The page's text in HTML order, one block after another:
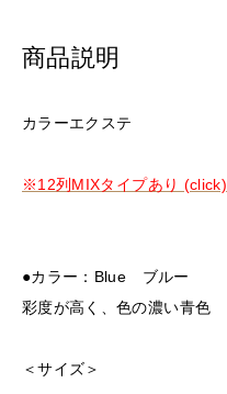
商品説明
カラーエクステ
※12列MIXタイプあり (click)
●カラー：Blue ブルー
彩度が高く、色の濃い青色
＜サイズ＞